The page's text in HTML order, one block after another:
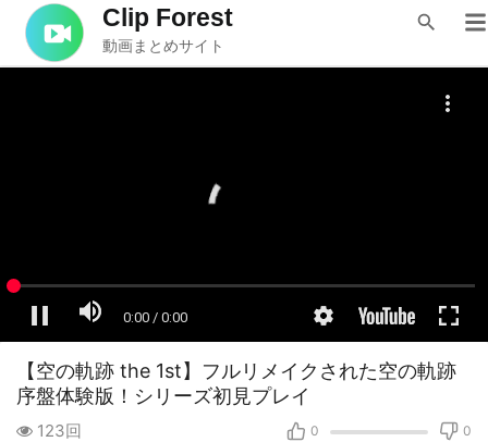
Clip Forest
動画まとめサイト
【空の軌跡 the 1st】フルリメイクされた空の軌跡
序盤体験版！シリーズ初見プレイ
0 0
123回